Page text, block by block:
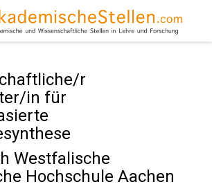
r
in für
Westfalische
Hochschule Aachen